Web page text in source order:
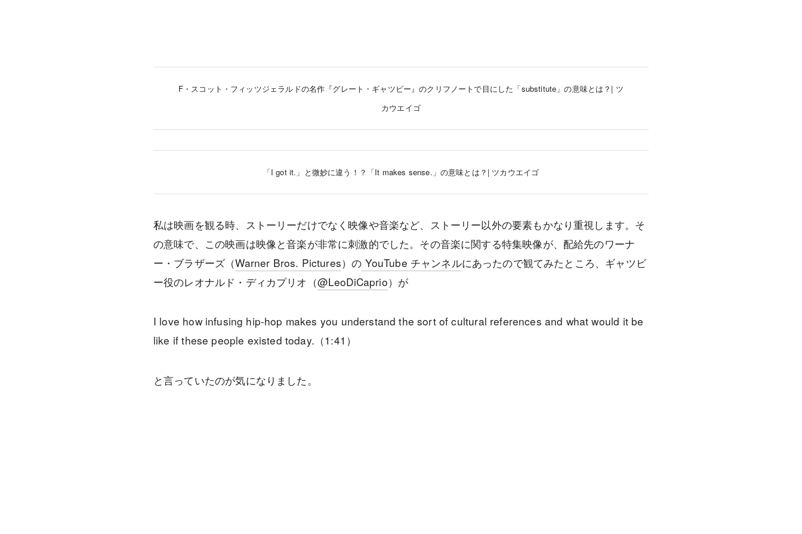
F・スコット・フィッツジェラルドの名作『グレート・ギャツビー』のクリフノートで目にした「substitute」の意味とは？| ツ
カウエイゴ
「I got it.」と微妙に違う！？「It makes sense.」の意味とは？| ツカウエイゴ
私は映画を観る時、ストーリーだけでなく映像や音楽など、ストーリー以外の要素もかなり重視します。そ
の意味で、この映画は映像と音楽が非常に刺激的でした。その音楽に関する特集映像が、配給先のワーナ
ー・ブラザーズ（Warner Bros. Pictures）の YouTube チャンネルにあったので観てみたところ、ギャツビ
ー役のレオナルド・ディカプリオ（@LeoDiCaprio）が
I love how infusing hip-hop makes you understand the sort of cultural references and what would it be
like if these people existed today.（1:41）
と言っていたのが気になりました。